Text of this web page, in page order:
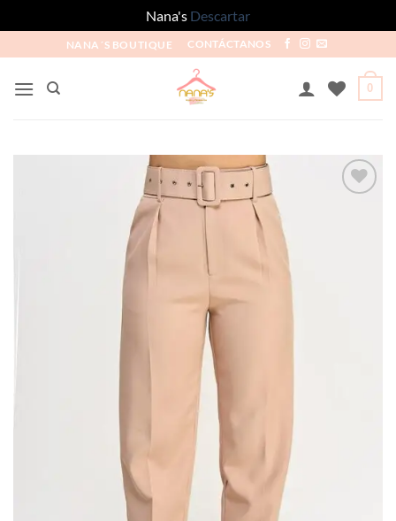
Nana's Descartar
NANA´S BOUTIQUE CONTÁCTANOS
0